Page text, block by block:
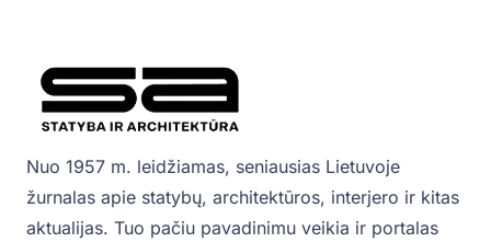
Nuo 1957 m. leidžiamas, seniausias Lietuvoje
žurnalas apie statybų, architektūros, interjero ir kitas
aktualijas. Tuo pačiu pavadinimu veikia ir portalas